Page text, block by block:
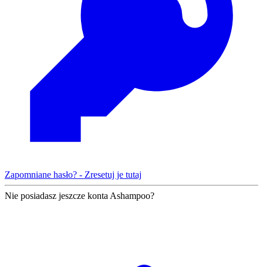
Zapomniane hasło? - Zresetuj je tutaj
Nie posiadasz jeszcze konta Ashampoo?